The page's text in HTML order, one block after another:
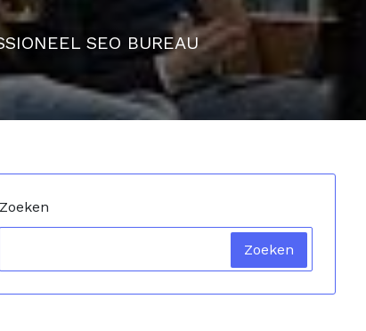
SEO BUREAU
Zoeken
Zoeken